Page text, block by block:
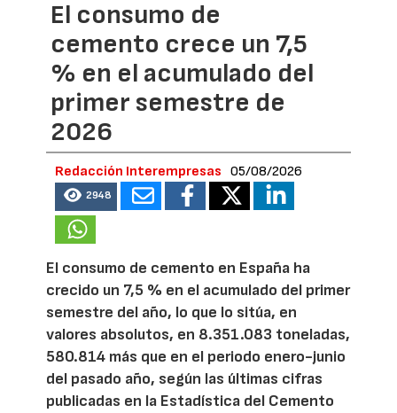
El consumo de
cemento crece un 7,5
% en el acumulado del
primer semestre de
2026
Redacción Interempresas 05/08/2026
2948
El consumo de cemento en España ha
crecido un 7,5 % en el acumulado del primer
semestre del año, lo que lo sitúa, en
valores absolutos, en 8.351.083 toneladas,
580.814 más que en el periodo enero-junio
del pasado año, según las últimas cifras
publicadas en la Estadística del Cemento